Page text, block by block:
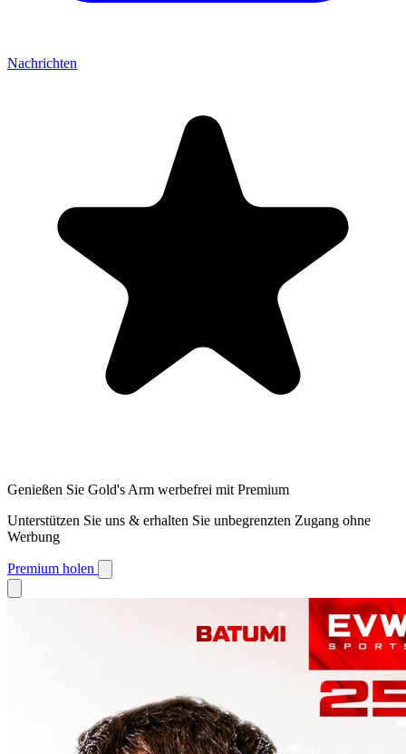
Nachrichten
Genießen Sie Gold's Arm werbefrei mit Premium
Unterstützen Sie uns & erhalten Sie unbegrenzten Zugang ohne
Werbung
Premium holen